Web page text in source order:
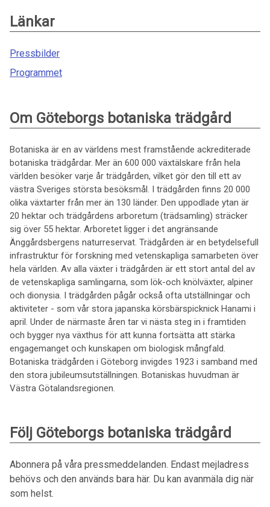
Länkar
Pressbilder
Programmet
Om Göteborgs botaniska trädgård
Botaniska är en av världens mest framstående ackrediterade
botaniska trädgårdar. Mer än 600 000 växtälskare från hela
världen besöker varje år trädgården, vilket gör den till ett av
västra Sveriges största besöksmål. I trädgården finns 20 000
olika växtarter från mer än 130 länder. Den uppodlade ytan är
20 hektar och trädgårdens arboretum (trädsamling) sträcker
sig över 55 hektar. Arboretet ligger i det angränsande
Änggårdsbergens naturreservat. Trädgården är en betydelsefull
infrastruktur för forskning med vetenskapliga samarbeten över
hela världen. Av alla växter i trädgården är ett stort antal del av
de vetenskapliga samlingarna, som lök-och knölväxter, alpiner
och dionysia. I trädgården pågår också ofta utställningar och
aktiviteter - som vår stora japanska körsbärspicknick Hanami i
april. Under de närmaste åren tar vi nästa steg in i framtiden
och bygger nya växthus för att kunna fortsätta att stärka
engagemanget och kunskapen om biologisk mångfald.
Botaniska trädgården i Göteborg invigdes 1923 i samband med
den stora jubileumsutställningen. Botaniskas huvudman är
Västra Götalandsregionen.
Följ Göteborgs botaniska trädgård
Abonnera på våra pressmeddelanden. Endast mejladress
behövs och den används bara här. Du kan avanmäla dig när
som helst.